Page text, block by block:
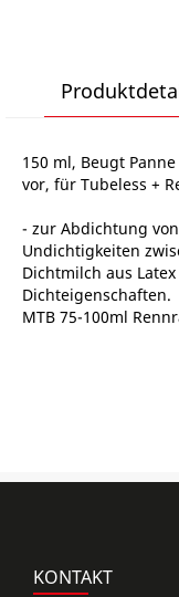
150 ml, Beugt
vor, für Tubeless +
- zur Abdichtung
Undichtigkeiten
Dichtmilch aus
Dichteigenschaften.
MTB 75-100ml
KONTAKT